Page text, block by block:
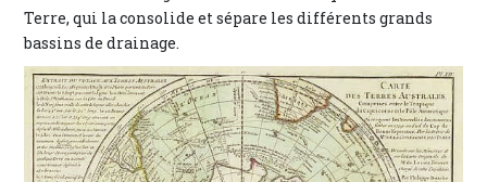
Terre, qui la consolide et sépare les différents grands
bassins de drainage.